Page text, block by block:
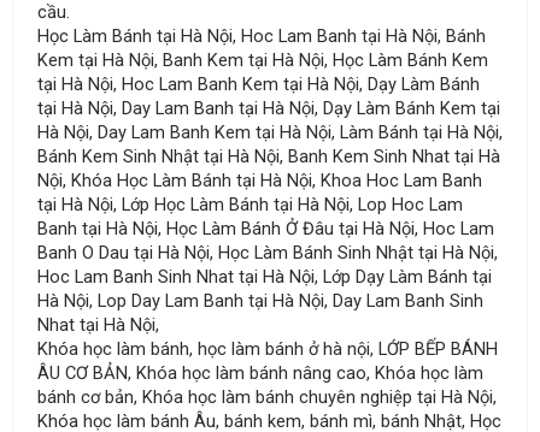
cầu.
Học Làm Bánh tại Hà Nội, Hoc Lam Banh tại Hà Nội, Bánh
Kem tại Hà Nội, Banh Kem tại Hà Nội, Học Làm Bánh Kem
tại Hà Nội, Hoc Lam Banh Kem tại Hà Nội, Dạy Làm Bánh
tại Hà Nội, Day Lam Banh tại Hà Nội, Dạy Làm Bánh Kem tại
Hà Nội, Day Lam Banh Kem tại Hà Nội, Làm Bánh tại Hà Nội,
Bánh Kem Sinh Nhật tại Hà Nội, Banh Kem Sinh Nhat tại Hà
Nội, Khóa Học Làm Bánh tại Hà Nội, Khoa Hoc Lam Banh
tại Hà Nội, Lớp Học Làm Bánh tại Hà Nội, Lop Hoc Lam
Banh tại Hà Nội, Học Làm Bánh Ở Đâu tại Hà Nội, Hoc Lam
Banh O Dau tại Hà Nội, Học Làm Bánh Sinh Nhật tại Hà Nội,
Hoc Lam Banh Sinh Nhat tại Hà Nội, Lớp Dạy Làm Bánh tại
Hà Nội, Lop Day Lam Banh tại Hà Nội, Day Lam Banh Sinh
Nhat tại Hà Nội,
Khóa học làm bánh, học làm bánh ở hà nội, LỚP BẾP BÁNH
ÂU CƠ BẢN, Khóa học làm bánh nâng cao, Khóa học làm
bánh cơ bản, Khóa học làm bánh chuyên nghiệp tại Hà Nội,
Khóa học làm bánh Âu, bánh kem, bánh mì, bánh Nhật, Học